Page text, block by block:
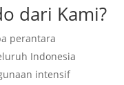
dari Kami?
perantara
Indonesia
intensif